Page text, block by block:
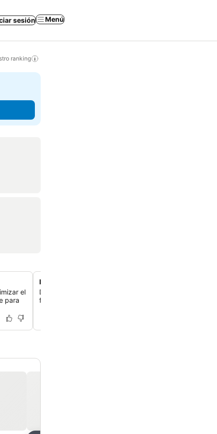
sesión Menú
ranking
el
para
Desayuno Z Cafe con opciones frescas
Disfruta de un desayuno buffet en The Z Café, con
frescos, bollería, macedonia de frutas y platos calientes